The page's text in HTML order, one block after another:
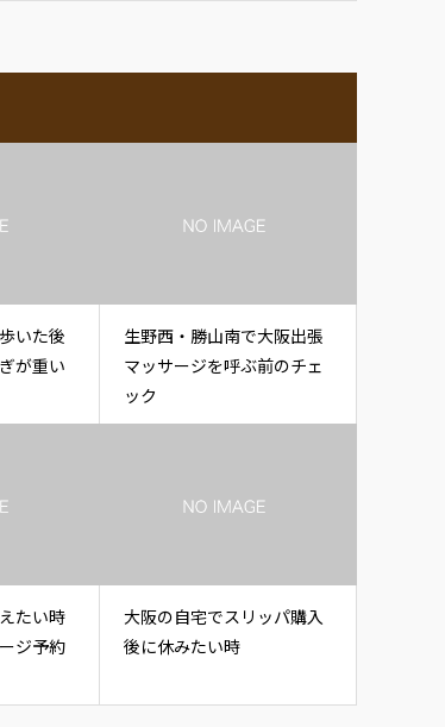
いた後
が重い
生野西・勝山南で大阪出張
マッサージを呼ぶ前のチェ
ック
たい時
ジ予約
大阪の自宅でスリッパ購入
後に休みたい時